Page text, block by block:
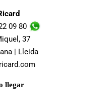
09 80
37
| Lleida
llegar